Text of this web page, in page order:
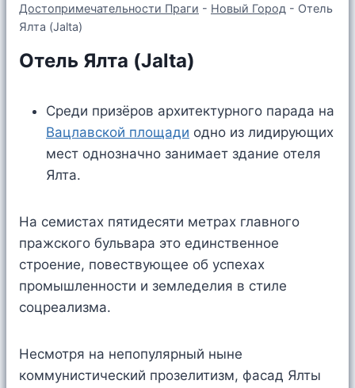
Достопримечательности Праги - Новый Город - Отель
Ялта (Jalta)
Отель Ялта (Jalta)
Среди призёров архитектурного парада на
Вацлавской площади одно из лидирующих
мест однозначно занимает здание отеля
Ялта.
На семистах пятидесяти метрах главного
пражского бульвара это единственное
строение, повествующее об успехах
промышленности и земледелия в стиле
соцреализма.
Несмотря на непопулярный ныне
коммунистический прозелитизм, фасад Ялты